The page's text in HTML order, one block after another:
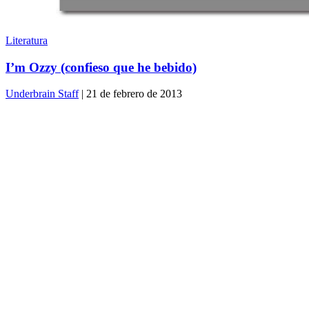
Literatura
I’m Ozzy (confieso que he bebido)
Underbrain Staff| 21 de febrero de 2013